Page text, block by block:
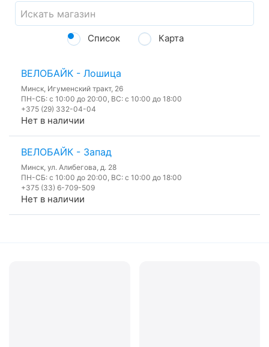
Список Карта
ВЕЛОБАЙК - Лошица
Минск, Игуменский тракт, 26
ПН-СБ: с 10:00 до 20:00, ВС: с 10:00 до 18:00
+375 (29) 332-04-04
Нет в наличии
ВЕЛОБАЙК - Запад
Минск, ул. Алибегова, д. 28
ПН-СБ: с 10:00 до 20:00, ВС: с 10:00 до 18:00
+375 (33) 6-709-509
Нет в наличии